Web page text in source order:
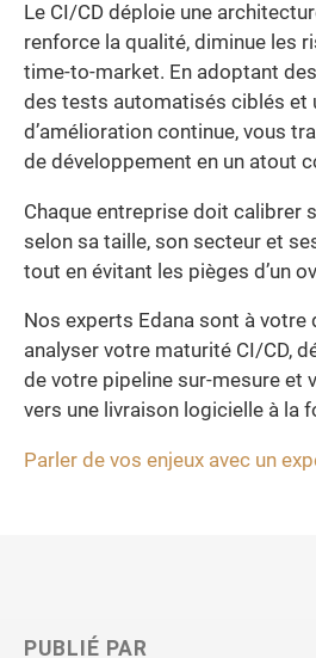
Le CI/CD déploie une
renforce la qualité, diminue les
time-to-market. En adoptant
des tests automatisés ciblés et
d’amélioration continue, vous
de développement en un atout
Chaque entreprise doit calibrer
selon sa taille, son secteur et
tout en évitant les pièges d’un
Nos experts Edana sont à
analyser votre maturité CI/CD,
de votre pipeline sur-mesure et
vers une livraison logicielle à la
Parler de vos enjeux avec un
PUBLIÉ PAR